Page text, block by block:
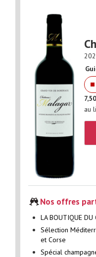
au
Nos offres
LA BOUTIQUE DU
Sélection
et Corse
Spécial